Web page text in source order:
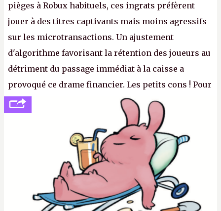
pièges à Robux habituels, ces ingrats préfèrent
jouer à des titres captivants mais moins agressifs
sur les microtransactions. Un ajustement
d'algorithme favorisant la rétention des joueurs au
détriment du passage immédiat à la caisse a
provoqué ce drame financier. Les petits cons ! Pour
se consoler, le PDG David Baszucki peut compter
sur le déblocage du jeu en Russie et l'explosion des
joueurs majeurs (+32 %). L'avenir appartient donc
aux adultes, qui ne sont jamais que des enfants
avec du pouvoir d'achat.P.